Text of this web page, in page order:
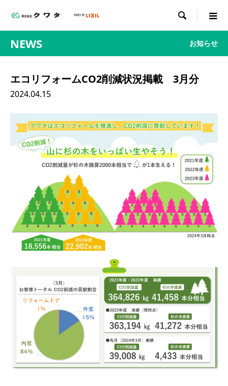

NEWS お知らせ
エコリフォームCO2削減状況掲載 3月分
2024.04.15